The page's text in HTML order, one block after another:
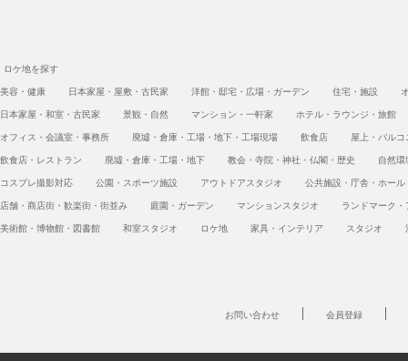
ロケ地を探す
美容・健康
日本家屋・屋敷・古民家 洋館・邸宅・広場・ガーデン 住宅・施設
日本家屋・和室・古民家
景観・自然 マンション・一軒家
ホテル・ラウンジ・旅館
オフィス・会議室・事務所
廃墟・倉庫・工場・地下・工場現場 飲食店
屋上・バル
飲食店・レストラン
廃墟・倉庫・工場・地下 教会・寺院・神社・仏閣・歴史
自然環
コスプレ撮影対応
公園・スポーツ施設 アウトドアスタジオ
公共施設・庁舎・ホール
店舗・商店街・歓楽街・街並み
庭園・ガーデン マンションスタジオ
ランドマーク
美術館・博物館・図書館
和室スタジオ ロケ地 家具・インテリア スタジオ
お問い合わせ 会員登録